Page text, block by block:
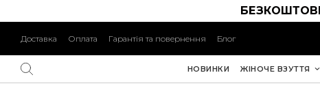
Доставка Оплата Гарантія та повернення Блог
НОВИНКИ ЖІНОЧЕ ВЗУТТЯ